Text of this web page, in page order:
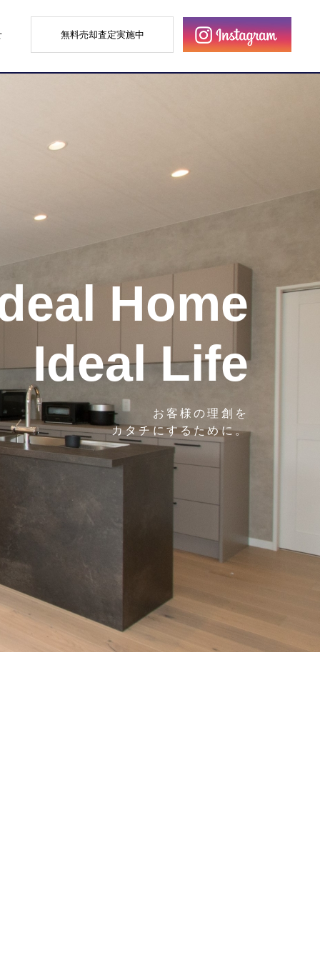
無料売却査定実施中
Home
Ideal Life
お客様の理創を
カタチにするために。